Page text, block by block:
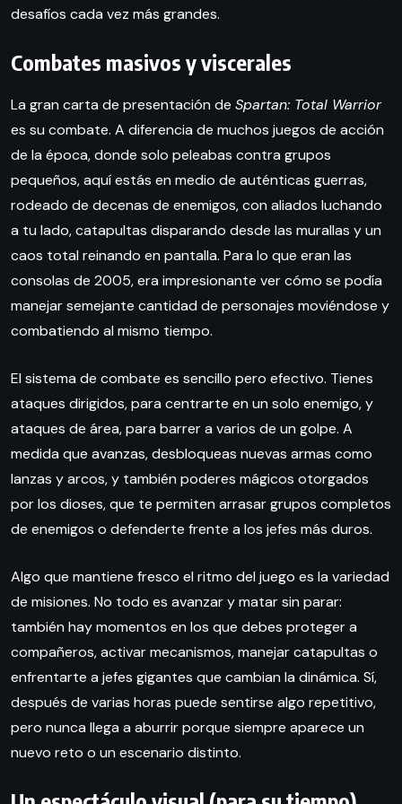
desafíos cada vez más grandes.
Combates masivos y viscerales
La gran carta de presentación de Spartan: Total Warrior
es su combate. A diferencia de muchos juegos de acción
de la época, donde solo peleabas contra grupos
pequeños, aquí estás en medio de auténticas guerras,
rodeado de decenas de enemigos, con aliados luchando
a tu lado, catapultas disparando desde las murallas y un
caos total reinando en pantalla. Para lo que eran las
consolas de 2005, era impresionante ver cómo se podía
manejar semejante cantidad de personajes moviéndose y
combatiendo al mismo tiempo.
El sistema de combate es sencillo pero efectivo. Tienes
ataques dirigidos, para centrarte en un solo enemigo, y
ataques de área, para barrer a varios de un golpe. A
medida que avanzas, desbloqueas nuevas armas como
lanzas y arcos, y también poderes mágicos otorgados
por los dioses, que te permiten arrasar grupos completos
de enemigos o defenderte frente a los jefes más duros.
Algo que mantiene fresco el ritmo del juego es la variedad
de misiones. No todo es avanzar y matar sin parar:
también hay momentos en los que debes proteger a
compañeros, activar mecanismos, manejar catapultas o
enfrentarte a jefes gigantes que cambian la dinámica. Sí,
después de varias horas puede sentirse algo repetitivo,
pero nunca llega a aburrir porque siempre aparece un
nuevo reto o un escenario distinto.